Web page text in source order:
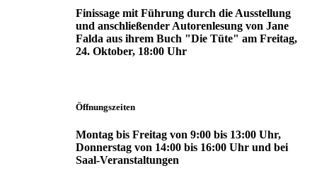
Finissage mit Führung durch die Ausstellung
und anschließender Autorenlesung von Jane
Falda aus ihrem Buch "Die Tüte" am Freitag,
24. Oktober, 18:00 Uhr
Öffnungszeiten
Montag bis Freitag von 9:00 bis 13:00 Uhr,
Donnerstag von 14:00 bis 16:00 Uhr und bei
Saal-Veranstaltungen